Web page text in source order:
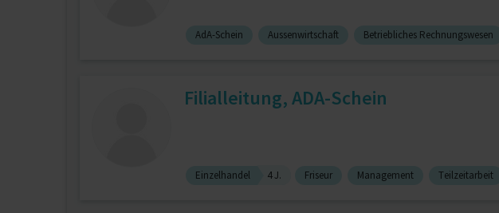
AdA-Schein Aussenwirtschaft Betriebliches Rechnungswesen
Filialleitung, ADA-Schein
Einzelhandel 4 J. Friseur Management Teilzeitarbeit